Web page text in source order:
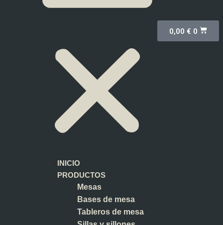
INICIO
PRODUCTOS
Mesas
Bases de mesa
Tableros de mesa
0,00 € 0